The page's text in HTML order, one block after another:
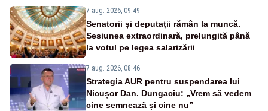
7 aug. 2026, 09:49
Senatorii și deputații rămân la muncă.
Sesiunea extraordinară, prelungită până
la votul pe legea salarizării
7 aug. 2026, 08:46
Strategia AUR pentru suspendarea lui
Nicușor Dan. Dungaciu: „Vrem să vedem
cine semnează și cine nu”